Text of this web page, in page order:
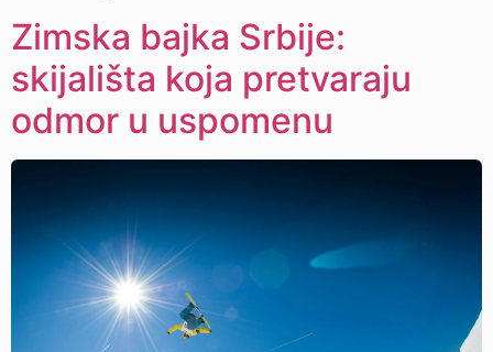
Zimska bajka Srbije:
skijališta koja pretvaraju
odmor u uspomenu